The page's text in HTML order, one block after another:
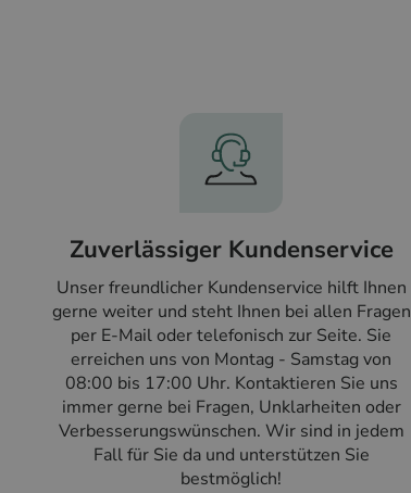
Zuverlässiger Kundenservice
Unser freundlicher Kundenservice hilft Ihnen
gerne weiter und steht Ihnen bei allen Fragen
per E-Mail oder telefonisch zur Seite. Sie
erreichen uns von Montag - Samstag von
08:00 bis 17:00 Uhr. Kontaktieren Sie uns
immer gerne bei Fragen, Unklarheiten oder
Verbesserungswünschen. Wir sind in jedem
Fall für Sie da und unterstützen Sie
bestmöglich!